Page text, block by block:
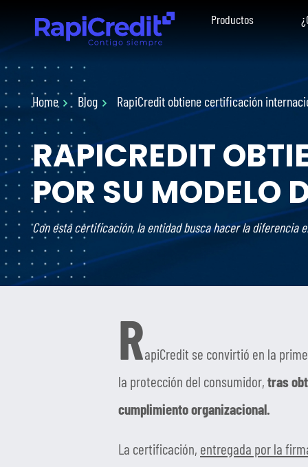
Productos
RAPICREDIT
POR SU MODELO
Con esta certificación, la entidad busca hacer la diferencia
Home Blog RapiCredit obtiene certificación
RapiCredit se convirtió en la
la protección del consumidor, tras
cumplimiento organizacional.
La certificación, entregada por la